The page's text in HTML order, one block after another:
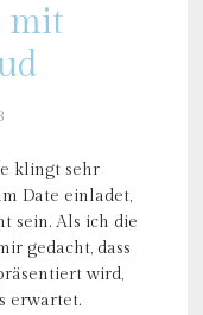
mit
klingt sehr
Date einladet,
sein. Als ich die
gedacht, dass
wird,
erwartet.